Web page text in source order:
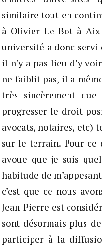
similaire tout en
à Olivier Le Bot à
université a donc servi
il n’y a pas lieu d’y
ne faiblit pas, il a
très sincèrement
progresser le droit
avocats, notaires, etc)
sur le terrain. Pour ce
avoue que je suis
habitude de
c’est que ce nous
Jean-Pierre est
sont désormais plus
participer à la